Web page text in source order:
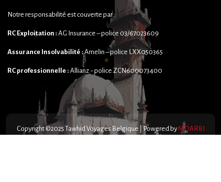
Notre responsabilité est couverte par :
RC Exploitation : AG Insurance – police 03/67023609
Assurance Insolvabilité :Amelin – police LXX050365
RC professionnelle : Allianz - police ZCN600073400
Copyright ©2025 Tawhid Voyages Belgique | Powered by MDARBI